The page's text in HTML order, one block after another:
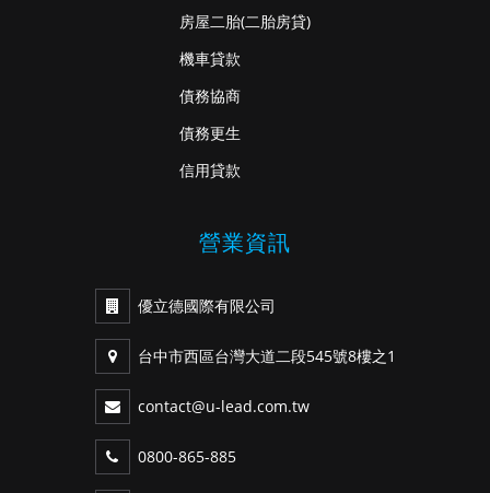
房屋二胎(二胎房貸)
機車貸款
債務協商
債務更生
信用貸款
營業資訊
優立德國際有限公司
台中市西區台灣大道二段545號8樓之1
contact@u-lead.com.tw
0800-865-885